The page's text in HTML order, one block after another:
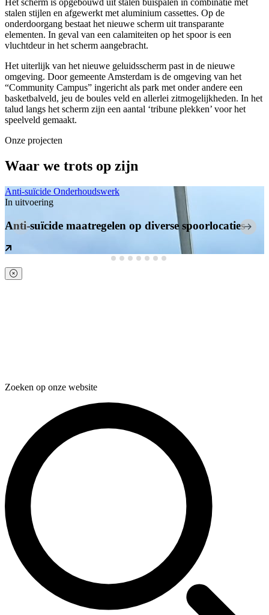
Het scherm is opgebouwd uit stalen buispalen in combinatie met
stalen stijlen en afgewerkt met aluminium cassettes. Op de
onderdoorgang bestaat het nieuwe scherm uit transparante
elementen. In geval van een calamiteiten op het spoor is een
vluchtdeur in het scherm aangebracht.
Het uiterlijk van het nieuwe geluidsscherm past in de nieuwe
omgeving. Door gemeente Amsterdam is de omgeving van het
“Community Campus” ingericht als park met onder andere een
basketbalveld, jeu de boules veld en allerlei zitmogelijkheden. In het
talud langs het scherm zijn een aantal ‘tribune plekken’ voor het
speelveld gemaakt.
Onze projecten
Waar we trots op zijn
Anti-suïcide Onderhoudswerk
In uitvoering
Anti-suïcide maatregelen op diverse spoorlocaties
Zoeken op onze website